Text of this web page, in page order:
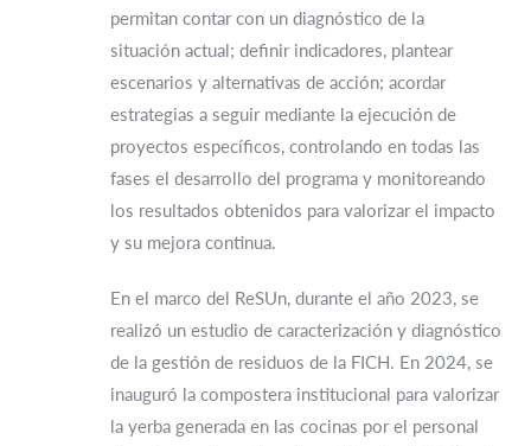
permitan contar con un diagnóstico de la
situación actual; definir indicadores, plantear
escenarios y alternativas de acción; acordar
estrategias a seguir mediante la ejecución de
proyectos específicos, controlando en todas las
fases el desarrollo del programa y monitoreando
los resultados obtenidos para valorizar el impacto
y su mejora continua.
En el marco del ReSUn, durante el año 2023, se
realizó un estudio de caracterización y diagnóstico
de la gestión de residuos de la FICH. En 2024, se
inauguró la compostera institucional para valorizar
la yerba generada en las cocinas por el personal